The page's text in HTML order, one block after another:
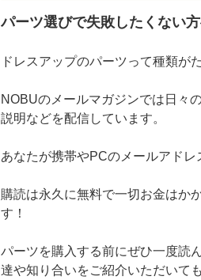
パーツ選びで失敗したくない方
ドレスアップのパーツって種類が
NOBUのメールマガジンでは日々
説明などを配信しています。
あなたが携帯やPCのメールアドレ
購読は永久に無料で一切お金はか
す！
パーツを購入する前にぜひ一度読
達や知り合いをご紹介いただいて